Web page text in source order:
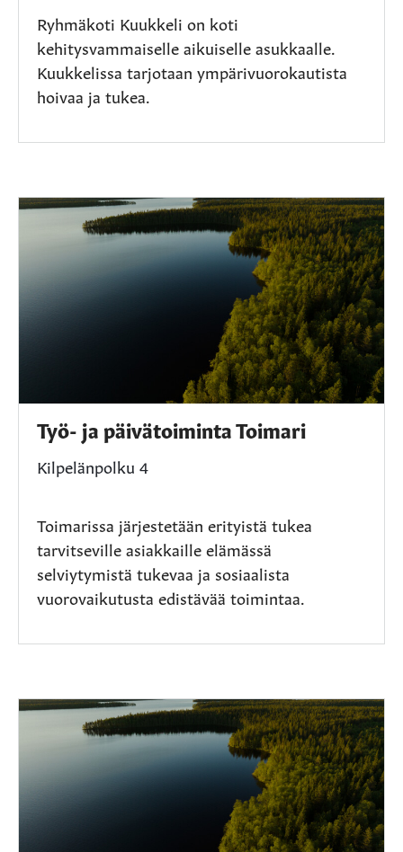
Ryhmäkoti Kuukkeli on koti
kehitysvammaiselle aikuiselle asukkaalle.
Kuukkelissa tarjotaan ympärivuorokautista
hoivaa ja tukea.
Työ- ja päivätoiminta Toimari
Kilpelänpolku 4
Toimarissa järjestetään erityistä tukea
tarvitseville asiakkaille elämässä
selviytymistä tukevaa ja sosiaalista
vuorovaikutusta edistävää toimintaa.